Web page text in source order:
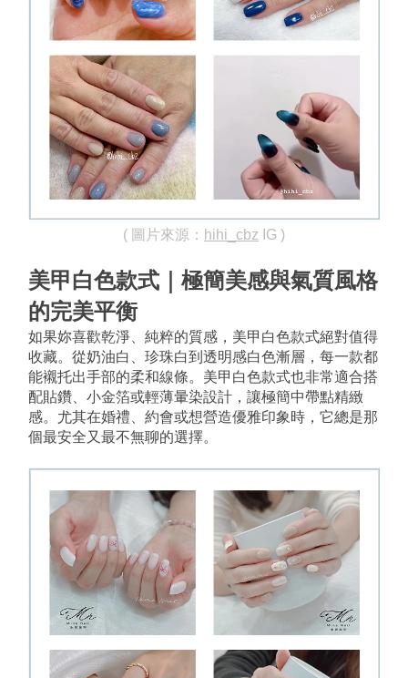
( 圖片來源： hihi_cbz IG )
美甲白色款式｜極簡美感與氣質風格
的完美平衡
如果妳喜歡乾淨、純粹的質感，美甲白色款式絕對值得
收藏。從奶油白、珍珠白到透明感白色漸層，每一款都
能襯托出手部的柔和線條。美甲白色款式也非常適合搭
配貼鑽、小金箔或輕薄暈染設計，讓極簡中帶點精緻
感。尤其在婚禮、約會或想營造優雅印象時，它總是那
個最安全又最不無聊的選擇。